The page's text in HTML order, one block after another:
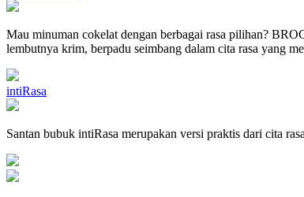
Mau minuman cokelat dengan berbagai rasa pilihan?
lembutnya krim, berpadu seimbang dalam cita rasa yang
intiRasa
Santan bubuk intiRasa merupakan versi praktis dari cita